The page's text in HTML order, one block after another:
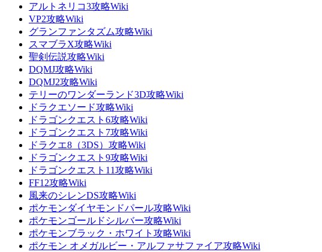
アルトネリコ3攻略Wiki
VP2攻略Wiki
グランファンタズム攻略Wiki
スマブラX攻略Wiki
聖剣伝説攻略Wiki
DQMJ攻略Wiki
DQMJ2攻略Wiki
テリーのワンダーランド3D攻略Wiki
ドラクエソード攻略Wiki
ドラゴンクエスト6攻略Wiki
ドラゴンクエスト7攻略Wiki
ドラクエ8（3DS）攻略Wiki
ドラゴンクエスト9攻略Wiki
ドラゴンクエスト11攻略Wiki
FF12攻略Wiki
風来のシレンDS攻略Wiki
ポケモンダイヤモンドパール攻略Wiki
ポケモンゴールドシルバー攻略Wiki
ポケモンブラック・ホワイト攻略Wiki
ポケモン オメガルビー・アルファサファイア攻略Wiki